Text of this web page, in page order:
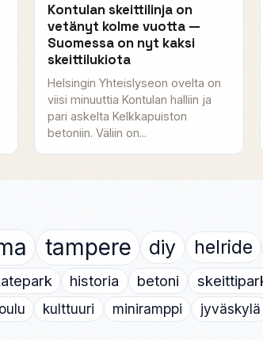
Kontulan skeittilinja on
vetänyt kolme vuotta —
Suomessa on nyt kaksi
skeittilukiota
Helsingin Yhteislyseon ovelta on
viisi minuuttia Kontulan halliin ja
pari askelta Kelkkapuiston
betoniin. Väliin on...
tampere diy helride
historia betoni
kulttuuri miniramppi jyväskylä